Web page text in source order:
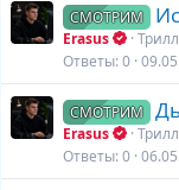
СМОТРИМ
Erasus
Ответы 0
СМОТРИМ
Erasus
Ответы 0